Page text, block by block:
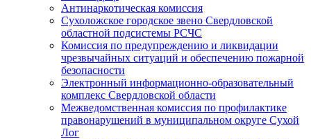
Антинаркотическая комиссия
Сухоложское городское звено Свердловской
областной подсистемы РСЧС
Комиссия по предупреждению и ликвидации
чрезвычайных ситуаций и обеспечению пожарной
безопасности
Электронный информационно-образовательный
комплекс Cвердловской области
Межведомственная комиссия по профилактике
правонарушений в муниципальном округе Сухой
Лог